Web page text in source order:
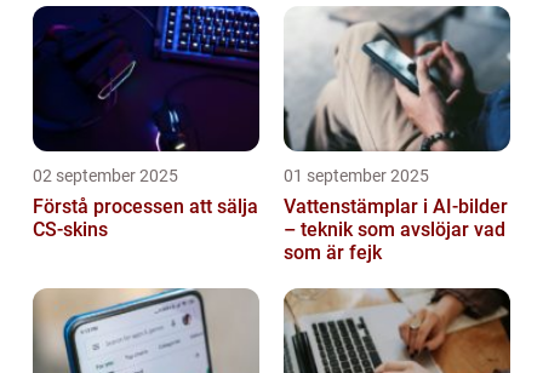
02 september 2025
Förstå processen att sälja
CS-skins
01 september 2025
Vattenstämplar i AI-bilder
– teknik som avslöjar vad
som är fejk